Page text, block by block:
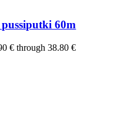
60m
€ through 38.80 €